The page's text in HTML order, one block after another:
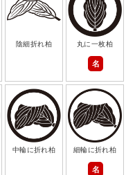
陰細折れ柏 丸に一枚柏
名
中輪に折れ柏 細輪に折れ柏
名